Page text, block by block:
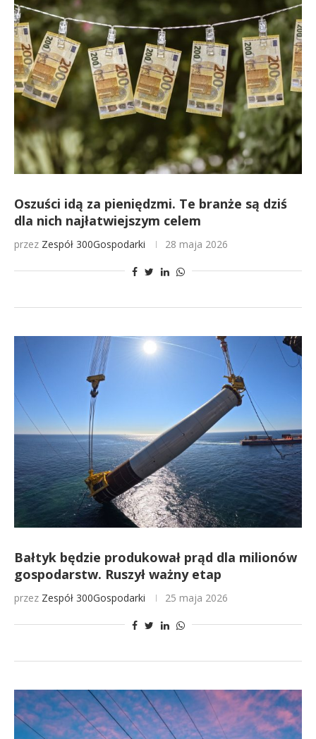
Oszuści idą za pieniędzmi. Te branże są dziś
dla nich najłatwiejszym celem
przez Zespół 300Gospodarki 28 maja 2026
Bałtyk będzie produkował prąd dla milionów
gospodarstw. Ruszył ważny etap
przez Zespół 300Gospodarki 25 maja 2026